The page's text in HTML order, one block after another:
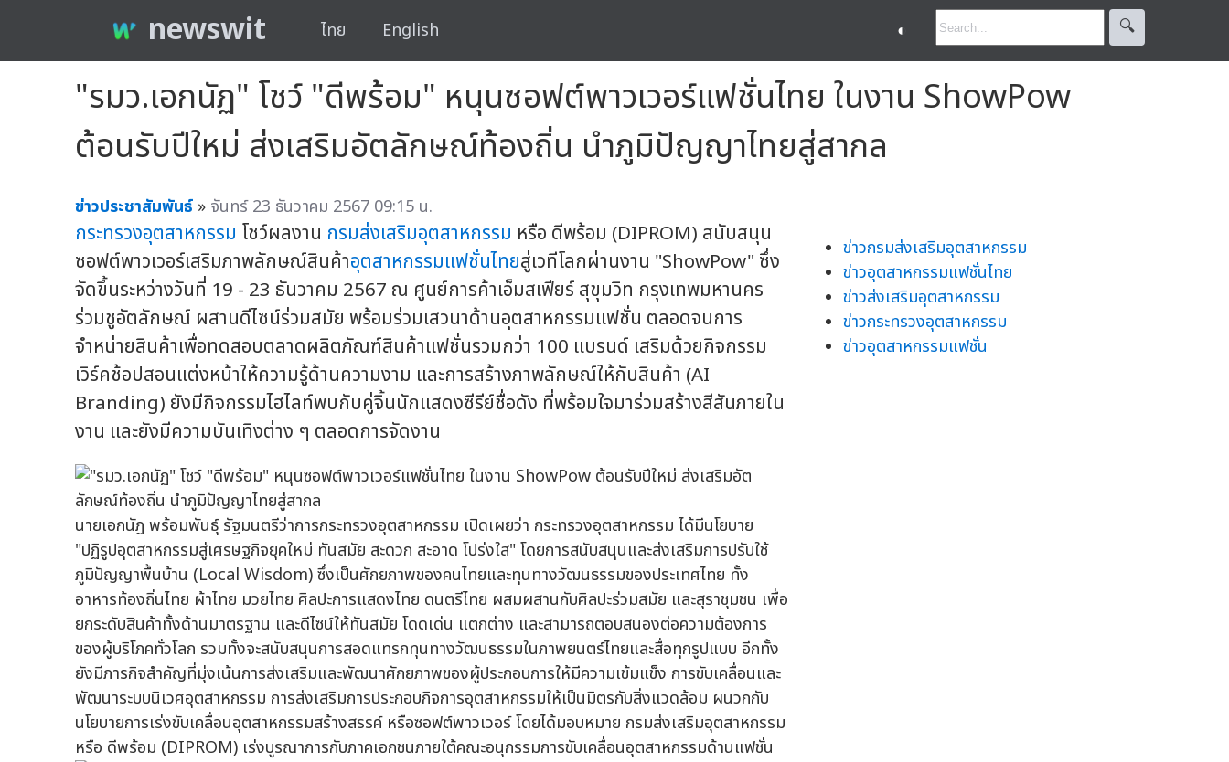
newswit ไทย English ◐ 🔍︎
"รมว.เอกนัฏ" โชว์ "ดีพร้อม" หนุนซอฟต์พาวเวอร์แฟชั่นไทย ในงาน ShowPow
ต้อนรับปีใหม่ ส่งเสริมอัตลักษณ์ท้องถิ่น นำภูมิปัญญาไทยสู่สากล
ข่าวประชาสัมพันธ์ » จันทร์ 23 ธันวาคม 2567 09:15 น.
กระทรวงอุตสาหกรรม โชว์ผลงาน กรมส่งเสริมอุตสาหกรรม หรือ ดีพร้อม (DIPROM) สนับสนุน
ซอฟต์พาวเวอร์เสริมภาพลักษณ์สินค้าอุตสาหกรรมแฟชั่นไทยสู่เวทีโลกผ่านงาน "ShowPow" ซึ่ง
จัดขึ้นระหว่างวันที่ 19 - 23 ธันวาคม 2567 ณ ศูนย์การค้าเอ็มสเฟียร์ สุขุมวิท กรุงเทพมหานคร
ร่วมชูอัตลักษณ์ ผสานดีไซน์ร่วมสมัย พร้อมร่วมเสวนาด้านอุตสาหกรรมแฟชั่น ตลอดจนการ
จำหน่ายสินค้าเพื่อทดสอบตลาดผลิตภัณฑ์สินค้าแฟชั่นรวมกว่า 100 แบรนด์ เสริมด้วยกิจกรรม
เวิร์คช้อปสอนแต่งหน้าให้ความรู้ด้านความงาม และการสร้างภาพลักษณ์ให้กับสินค้า (AI
Branding) ยังมีกิจกรรมไฮไลท์พบกับคู่จิ้นนักแสดงซีรีย์ชื่อดัง ที่พร้อมใจมาร่วมสร้างสีสันภายใน
งาน และยังมีความบันเทิงต่าง ๆ ตลอดการจัดงาน
นายเอกนัฏ พร้อมพันธุ์ รัฐมนตรีว่าการกระทรวงอุตสาหกรรม เปิดเผยว่า กระทรวงอุตสาหกรรม ได้มีนโยบาย
"ปฏิรูปอุตสาหกรรมสู่เศรษฐกิจยุคใหม่ ทันสมัย สะดวก สะอาด โปร่งใส" โดยการสนับสนุนและส่งเสริมการปรับใช้
ภูมิปัญญาพื้นบ้าน (Local Wisdom) ซึ่งเป็นศักยภาพของคนไทยและทุนทางวัฒนธรรมของประเทศไทย ทั้ง
อาหารท้องถิ่นไทย ผ้าไทย มวยไทย ศิลปะการแสดงไทย ดนตรีไทย ผสมผสานกับศิลปะร่วมสมัย และสุราชุมชน เพื่อ
ยกระดับสินค้าทั้งด้านมาตรฐาน และดีไซน์ให้ทันสมัย โดดเด่น แตกต่าง และสามารถตอบสนองต่อความต้องการ
ของผู้บริโภคทั่วโลก รวมทั้งจะสนับสนุนการสอดแทรกทุนทางวัฒนธรรมในภาพยนตร์ไทยและสื่อทุกรูปแบบ อีกทั้ง
ยังมีภารกิจสำคัญที่มุ่งเน้นการส่งเสริมและพัฒนาศักยภาพของผู้ประกอบการให้มีความเข้มแข็ง การขับเคลื่อนและ
พัฒนาระบบนิเวศอุตสาหกรรม การส่งเสริมการประกอบกิจการอุตสาหกรรมให้เป็นมิตรกับสิ่งแวดล้อม ผนวกกับ
นโยบายการเร่งขับเคลื่อนอุตสาหกรรมสร้างสรรค์ หรือซอฟต์พาวเวอร์ โดยได้มอบหมาย กรมส่งเสริมอุตสาหกรรม
หรือ ดีพร้อม (DIPROM) เร่งบูรณาการกับภาคเอกชนภายใต้คณะอนุกรรมการขับเคลื่อนอุตสาหกรรมด้านแฟชั่น
ข่าวกรมส่งเสริมอุตสาหกรรม
ข่าวอุตสาหกรรมแฟชั่นไทย
ข่าวส่งเสริมอุตสาหกรรม
ข่าวกระทรวงอุตสาหกรรม
ข่าวอุตสาหกรรมแฟชั่น